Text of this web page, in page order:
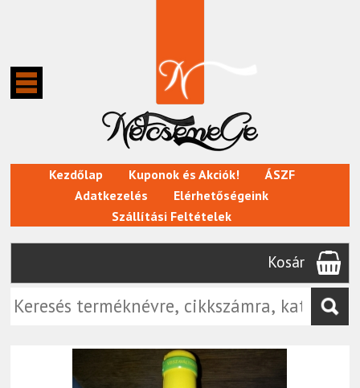
Kezdőlap Kuponok és Akciók!
ÁSZF
Adatkezelés
Elérhetőségeink
Szállítási Feltételek
Kosár